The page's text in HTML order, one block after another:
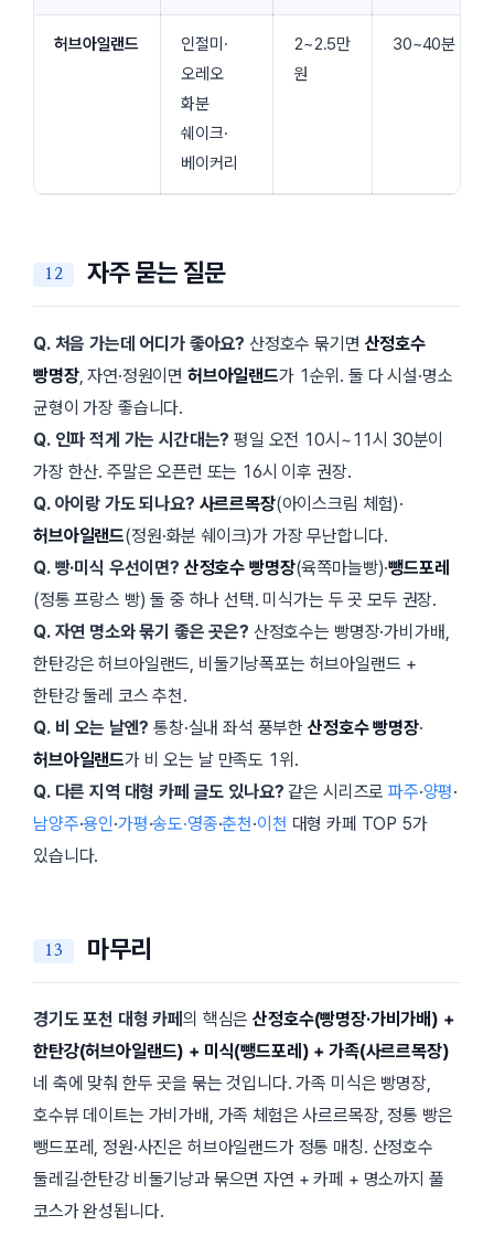
허브아일랜드
인절미·
오레오
화분
쉐이크·
베이커리
2~2.5만
원
30~40분
자주 묻는 질문
Q. 처음 가는데 어디가 좋아요? 산정호수 묶기면 산정호수
빵명장, 자연·정원이면 허브아일랜드가 1순위. 둘 다 시설·명소
균형이 가장 좋습니다.
Q. 인파 적게 가는 시간대는? 평일 오전 10시 ~11시 30분이
가장 한산. 주말은 오픈런 또는 16시 이후 권장.
Q. 아이랑 가도 되나요? 사르르목장(아이스크림 체험)·
허브아일랜드(정원·화분 쉐이크)가 가장 무난합니다.
Q. 빵·미식 우선이면? 산정호수 빵명장(육쪽마늘빵)·뺑드포레
(정통 프랑스 빵) 둘 중 하나 선택. 미식가는 두 곳 모두 권장.
Q. 자연 명소와 묶기 좋은 곳은? 산정호수는 빵명장·가비가배,
한탄강은 허브아일랜드, 비둘기낭폭포는 허브아일랜드 +
한탄강 둘레 코스 추천.
Q. 비 오는 날엔? 통창·실내 좌석 풍부한산정호수 빵명장·
허브아일랜드가 비 오는 날 만족도 1위.
Q. 다른 지역 대형 카페 글도 있나요? 같은 시리즈로파주·양평·
남양주·용인·가평·송도·영종·춘천·이천 대형 카페 TOP 5가
있습니다.
마무리
경기도 포천 대형 카페의 핵심은산정호수(빵명장·가비가배) +
한탄강(허브아일랜드) + 미식(뺑드포레) + 가족(사르르목장)
네 축에 맞춰 한두 곳을 묶는 것입니다. 가족 미식은 빵명장,
호수뷰 데이트는 가비가배, 가족 체험은 사르르목장, 정통 빵은
뺑드포레, 정원·사진은 허브아일랜드가 정통 매칭. 산정호수
둘레길·한탄강 비둘기낭과 묶으면 자연 + 카페 + 명소까지 풀
코스가 완성됩니다.